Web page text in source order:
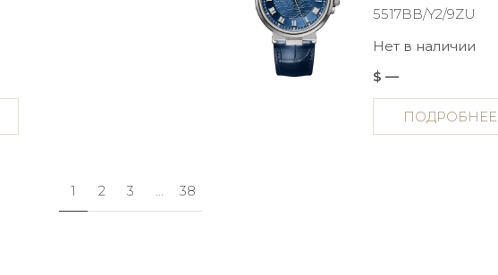
5517BB/Y2/9ZU
Нет в наличии
$ —
ПОДРОБНЕЕ
1 2 3 ... 38